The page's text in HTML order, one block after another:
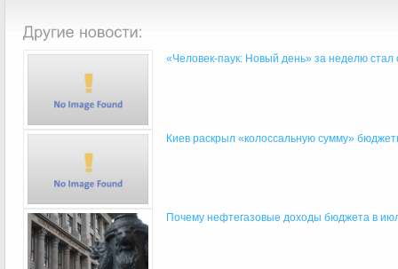
«Человек-паук: Новый день» за неделю
Киев раскрыл «колоссальную сумму»
Почему нефтегазовые доходы бюджета в